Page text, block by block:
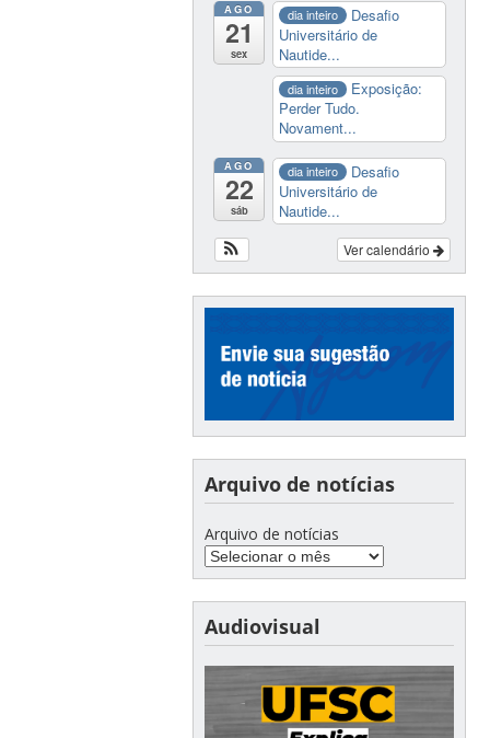
AGO
21
sex
dia inteiro
Desafio
Universitário de
Nautide...
dia inteiro
Exposição:
Perder Tudo.
Novament...
AGO
22
sáb
dia inteiro
Desafio
Universitário de
Nautide...
Ver calendário
Arquivo de notícias
Arquivo de notícias
Audiovisual